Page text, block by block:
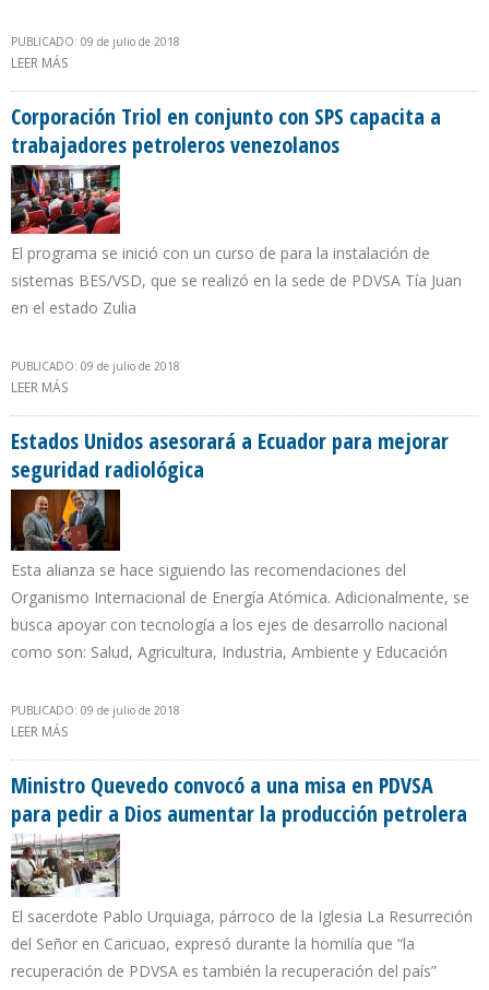
PUBLICADO: 09 de julio de 2018
LEER MÁS
Corporación Triol en conjunto con SPS capacita a
trabajadores petroleros venezolanos
El programa se inició con un curso de para la instalación de
sistemas BES/VSD, que se realizó en la sede de PDVSA Tía Juan
en el estado Zulia
PUBLICADO: 09 de julio de 2018
LEER MÁS
Estados Unidos asesorará a Ecuador para mejorar
seguridad radiológica
Esta alianza se hace siguiendo las recomendaciones del
Organismo Internacional de Energía Atómica. Adicionalmente, se
busca apoyar con tecnología a los ejes de desarrollo nacional
como son: Salud, Agricultura, Industria, Ambiente y Educación
PUBLICADO: 09 de julio de 2018
LEER MÁS
Ministro Quevedo convocó a una misa en PDVSA
para pedir a Dios aumentar la producción petrolera
El sacerdote Pablo Urquiaga, párroco de la Iglesia La Resurreción
del Señor en Caricuao, expresó durante la homilía que “la
recuperación de PDVSA es también la recuperación del país”